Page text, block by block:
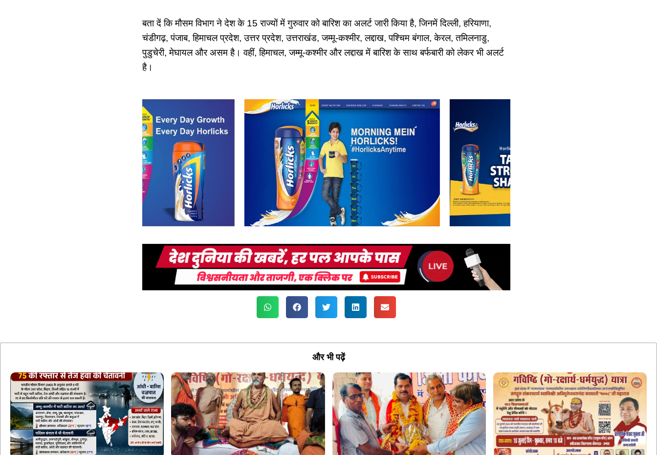
बता दें कि मौसम विभाग ने देश के 15 राज्यों में गुरुवार को बारिश का अलर्ट जारी किया है, जिनमें दिल्ली, हरियाणा,
चंडीगढ़, पंजाब, हिमाचल प्रदेश, उत्तर प्रदेश, उत्तराखंड, जम्मू-कश्मीर, लद्दाख, पश्चिम बंगाल, केरल, तमिलनाडु,
पुडुचेरी, मेघायल और असम है। वहीं, हिमाचल, जम्मू-कश्मीर और लद्दाख में बारिश के साथ बर्फबारी को लेकर भी अलर्ट
है।
और भी पढ़ें